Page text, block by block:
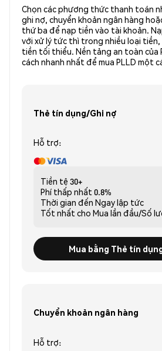
Chọn các phương thức thanh toán
ghi nợ, chuyển khoản ngân hàng
thứ ba để nạp tiền vào tài khoản.
với xử lý tức thì trong nhiều loại tiền,
tiền tối thiểu. Nền tảng an toàn của
cách nhanh nhất để mua PLLD một
Thẻ tín dụng/Ghi nợ
Hỗ trợ:
Tiền tệ 30+
Phí thấp nhất 0.8%
Thời gian đến Ngay lập tức
Tốt nhất cho Mua lần đầu/Số
Mua bằng Thẻ tín
Chuyển khoản ngân hàng
Hỗ trợ: